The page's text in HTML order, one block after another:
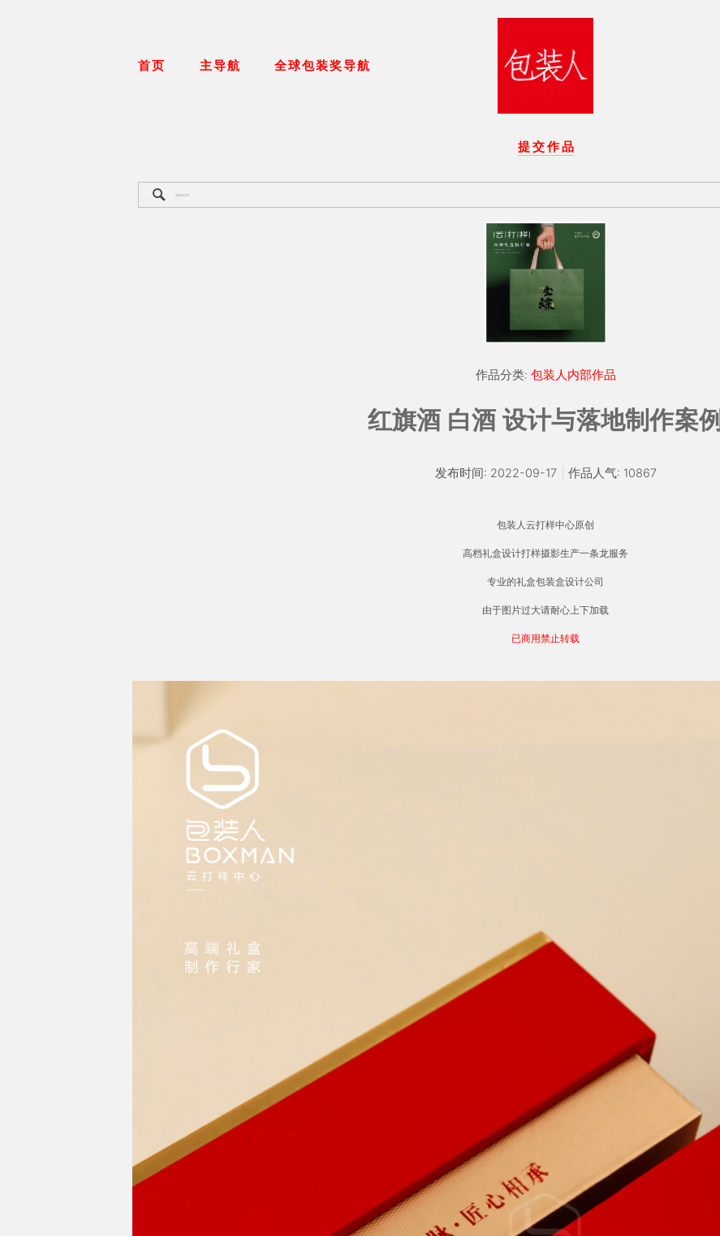
首页 主导航 全球包装奖导航
提 交 作 品
作品分类: 包装人内部作品
红旗酒 白酒 设计与落地制作案例
发布时间: 2022-09-17 作品人气: 10867
包装人云打样中心原创
高档礼盒设计打样摄影生产一条龙服务
专业的礼盒包装盒设计公司
由于图片过大请耐心上下加载
已商用禁止转载